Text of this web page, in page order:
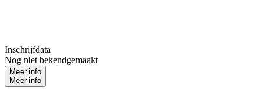
Inschrijfdata
Nog niet bekendgemaakt
Meer info
Meer info